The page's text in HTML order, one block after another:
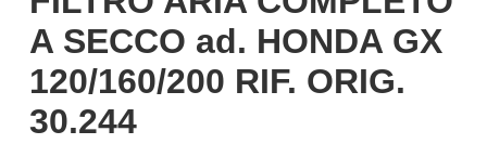
A SECCO ad. HONDA GX
120/160/200 RIF. ORIG.
30.244